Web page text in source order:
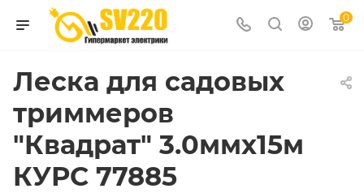
0
Леска для садовых
триммеров
"Квадрат" 3.0ммх15м
КУРС 77885